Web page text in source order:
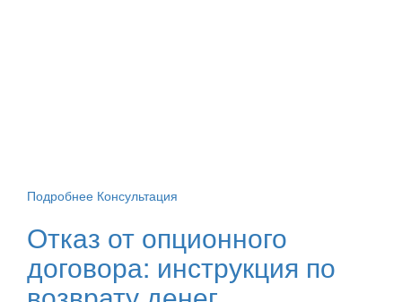
Подробнее Консультация
Отказ от опционного
договора: инструкция по